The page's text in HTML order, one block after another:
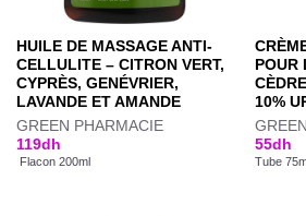
HUILE DE MASSAGE ANTI-
CELLULITE – CITRON VERT,
CYPRÈS, GENÉVRIER,
LAVANDE ET AMANDE
GREEN PHARMACIE
119dh
Flacon 200ml
POUR
10%
55dh
Tube